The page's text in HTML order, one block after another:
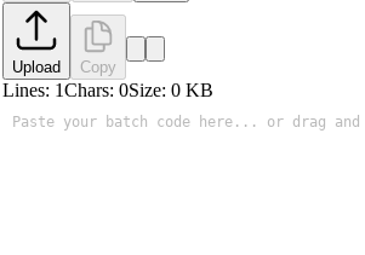
Upload Copy
Lines: 1Chars: 0Size: 0KB